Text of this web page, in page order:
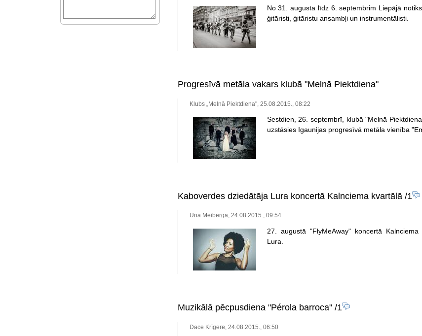
No 31. augusta līdz 6. septembrim Liepājā
ģitāristi, ģitāristu ansambļi un instrumentālisti.
Progresīvā metāla vakars klubā "Melnā Piektdiena"
Klubs „Melnā Piektdiena", 25.08.2015., 08:22
Sestdien, 26. septembrī, klubā "Melnā
uzstāsies Igaunijas progresīvā metāla vienība
Kaboverdes dziedātāja Lura koncertā Kalnciema kvartālā/1
Una Meiberga, 24.08.2015., 09:54
27. augustā "FlyMeAway" koncertā
Lura.
Muzikālā pēcpusdiena "Pérola barroca"/1
Dace Krīgere, 24.08.2015., 06:50